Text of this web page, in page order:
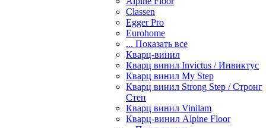
Classen
Egger Pro
Eurohome
... Показать все
Кварц-винил
Кварц винил Invictus / Инвиктус
Кварц винил My Step
Кварц винил Strong Step / Стронг
Степ
Кварц винил Vinilam
Кварц-винил Alpine Floor